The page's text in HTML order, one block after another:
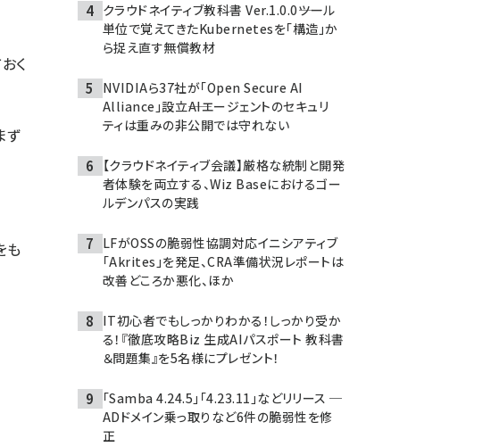
く
ず
も
クラウドネイティブ教科書 Ver.1.0.0――ツール
単位で覚えてきたKubernetesを「構造」か
ら捉え直す無償教材
NVIDIAら37社が「Open Secure AI
Alliance」設立――AIエージェントのセキュリ
ティは重みの非公開では守れない
【クラウドネイティブ会議】厳格な統制と開発
者体験を両立する、Wiz Baseにおけるゴー
ルデンパスの実践
LFがOSSの脆弱性協調対応イニシアティブ
「Akrites」を発足、CRA準備状況レポートは
改善どころか悪化、ほか
IT初心者でもしっかりわかる！しっかり受か
る！『徹底攻略Biz 生成AIパスポート 教科書
＆問題集』を5名様にプレゼント！
「Samba 4.24.5」「4.23.11」などリリース ─
ADドメイン乗っ取りなど6件の脆弱性を修
正